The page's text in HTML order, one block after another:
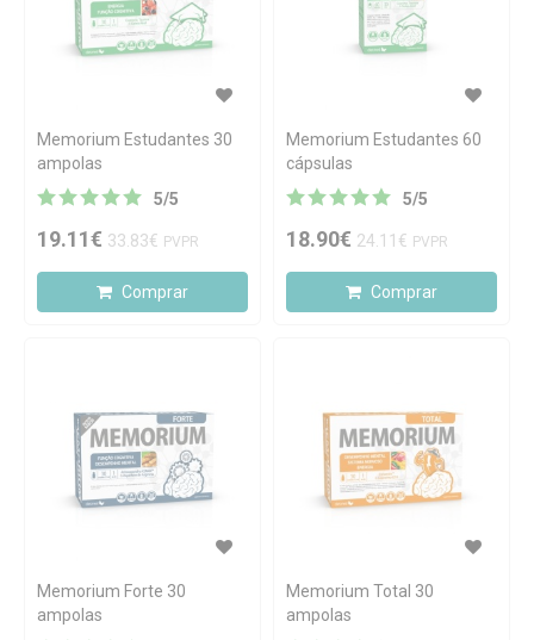
Memorium Estudantes 30
ampolas
5/5
19.11€ 33.83€ PVPR
Comprar
Memorium Estudantes 60
cápsulas
5/5
18.90€ 24.11€ PVPR
Comprar
Memorium Forte 30
ampolas
Memorium Total 30
ampolas